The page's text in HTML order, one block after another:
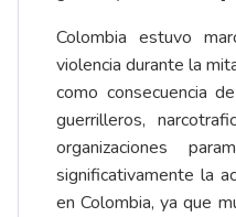
Colombia estuvo
violencia durante la
como consecuencia
guerrilleros,
organizaciones
significativamente la
en Colombia, ya que